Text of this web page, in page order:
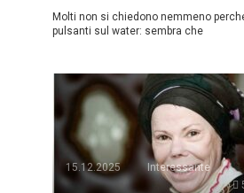
Molti non si chiedono nemmeno
pulsanti sul water: sembra che
15.12.2025
Interessante